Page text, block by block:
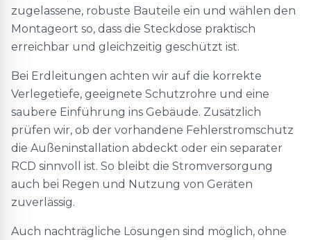
zugelassene, robuste Bauteile ein und wählen den
Montageort so, dass die Steckdose praktisch
erreichbar und gleichzeitig geschützt ist.
Bei Erdleitungen achten wir auf die korrekte
Verlegetiefe, geeignete Schutzrohre und eine
saubere Einführung ins Gebäude. Zusätzlich
prüfen wir, ob der vorhandene Fehlerstromschutz
die Außeninstallation abdeckt oder ein separater
RCD sinnvoll ist. So bleibt die Stromversorgung
auch bei Regen und Nutzung von Geräten
zuverlässig.
Auch nachträgliche Lösungen sind möglich, ohne